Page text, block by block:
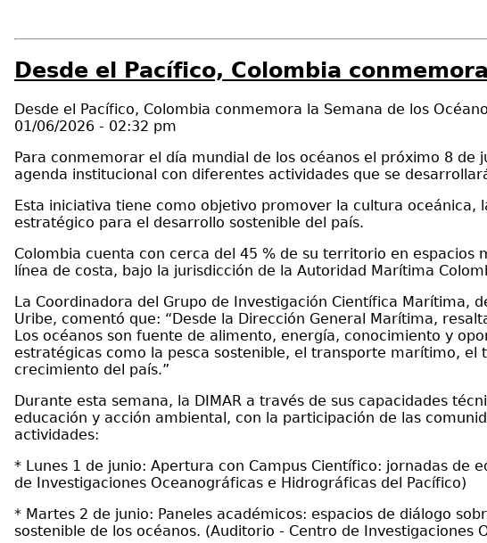
Desde el Pacífico, Colombia
Desde el Pacífico, Colombia conmemora la Semana de los
01/06/2026 - 02:32 pm
Para conmemorar el día mundial de los océanos el próximo 8 de
agenda institucional con diferentes actividades que se
Esta iniciativa tiene como objetivo promover la cultura
estratégico para el desarrollo sostenible del país.
Colombia cuenta con cerca del 45 % de su territorio en
línea de costa, bajo la jurisdicción de la Autoridad Marítima
La Coordinadora del Grupo de Investigación Científica Marítima,
Uribe, comentó que: “Desde la Dirección General Marítima,
Los océanos son fuente de alimento, energía, conocimiento y
estratégicas como la pesca sostenible, el transporte marítimo,
crecimiento del país.”
Durante esta semana, la DIMAR a través de sus capacidades
educación y acción ambiental, con la participación de las
actividades:
* Lunes 1 de junio: Apertura con Campus Científico: jornadas
de Investigaciones Oceanográficas e Hidrográficas del Pacífico)
* Martes 2 de junio: Paneles académicos: espacios de diálogo
sostenible de los océanos. (Auditorio - Centro de Investigaciones